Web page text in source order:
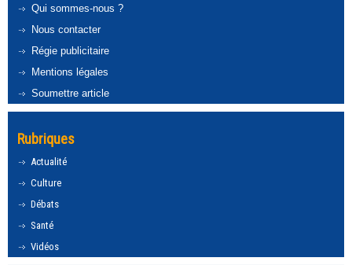
Qui sommes-nous ?
Nous contacter
Régie publicitaire
Mentions légales
Soumettre article
Rubriques
Actualité
Culture
Débats
Santé
Vidéos